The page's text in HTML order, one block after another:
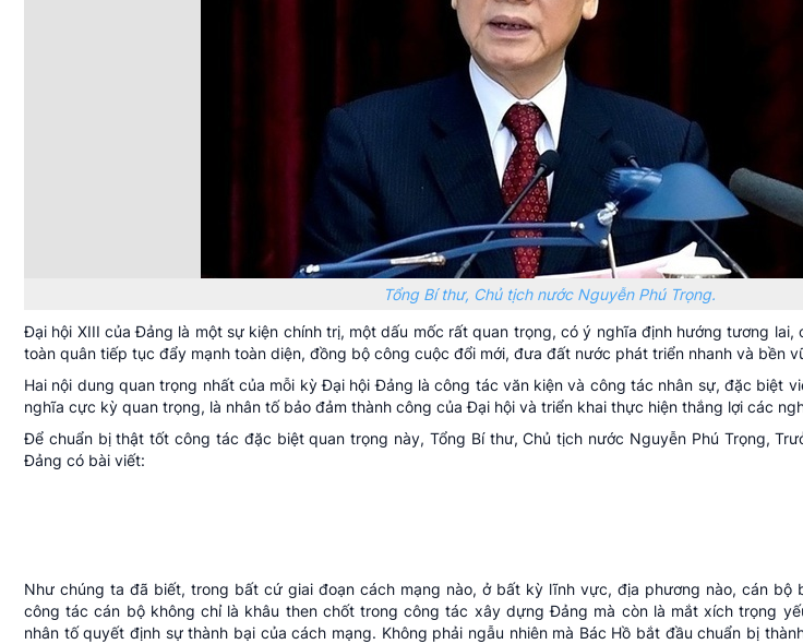
Tổng Bí thư, Chủ tịch nước Nguyễn Phú Trọng.
Đại hội XIII của Đảng là một sự kiện chính trị, một dấu mốc rất quan trọng, có ý nghĩa định hướng tương
toàn quân tiếp tục đẩy mạnh toàn diện, đồng bộ công cuộc đổi mới, đưa đất nước phát triển nhanh và bền
Hai nội dung quan trọng nhất của mỗi kỳ Đại hội Đảng là công tác văn kiện và công tác nhân sự, đặc biệt
nghĩa cực kỳ quan trọng, là nhân tố bảo đảm thành công của Đại hội và triển khai thực hiện thắng lợi các
Để chuẩn bị thật tốt công tác đặc biệt quan trọng này, Tổng Bí thư, Chủ tịch nước Nguyễn Phú Trọng,
Đảng có bài viết:
Như chúng ta đã biết, trong bất cứ giai đoạn cách mạng nào, ở bất kỳ lĩnh vực, địa phương nào, cán bộ
công tác cán bộ không chỉ là khâu then chốt trong công tác xây dựng Đảng mà còn là mắt xích trọng
nhân tố quyết định sự thành bại của cách mạng. Không phải ngẫu nhiên mà Bác Hồ bắt đầu chuẩn bị